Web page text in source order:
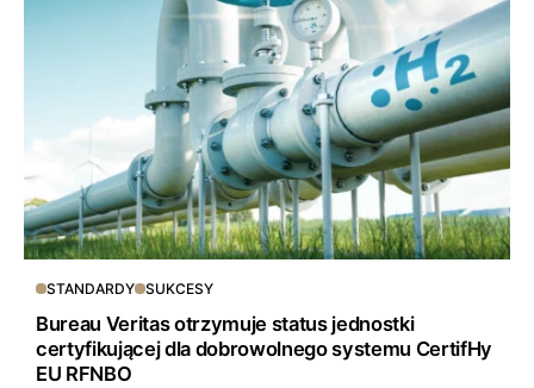
STANDARDY SUKCESY
Bureau Veritas otrzymuje status jednostki
certyfikującej dla dobrowolnego systemu CertifHy
EU RFNBO